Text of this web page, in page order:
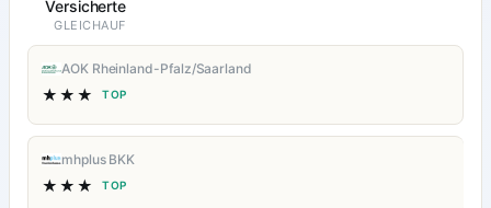
Versicherte
GLEICHAUF
AOK Rheinland-Pfalz/Saarland
★★★ TOP
mhplus BKK
★★★ TOP